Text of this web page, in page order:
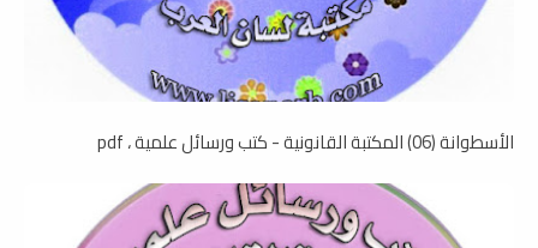
الأسطوانة (06) المكتبة القانونية - كتب ورسائل علمية ، pdf